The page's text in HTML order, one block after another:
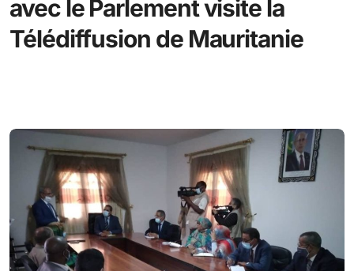
avec le Parlement visite la
Télédiffusion de Mauritanie